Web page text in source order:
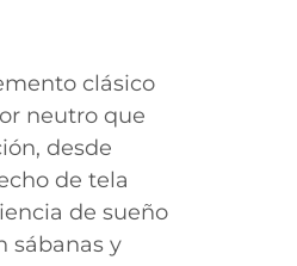
clásico
neutro que
desde
de tela
de sueño
sábanas y